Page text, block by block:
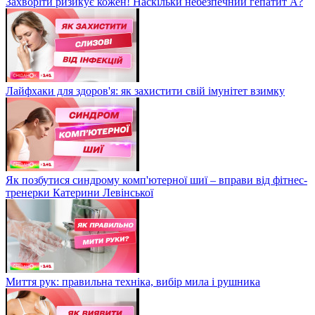
Лайфхаки для здоров'я: як захистити свій імунітет взимку
Як позбутися синдрому комп'ютерної шиї – вправи від фітнес-
тренерки Катерини Левінської
Миття рук: правильна техніка, вибір мила і рушника